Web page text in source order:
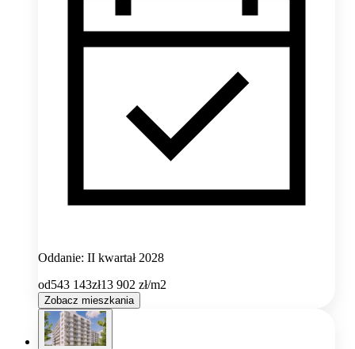
Oddanie: II kwartał 2028
od543 143zł13 902 zł/m2
Zobacz mieszkania